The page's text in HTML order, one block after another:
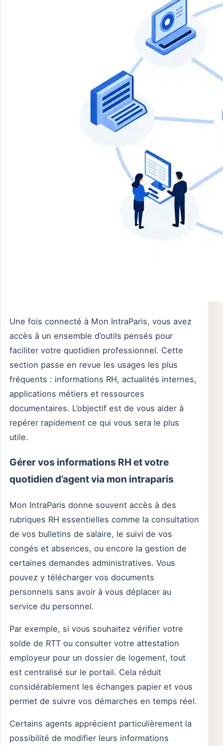
Une fois connecté à Mon IntraParis, vous avez
accès à un ensemble d’outils pensés pour
faciliter votre quotidien professionnel. Cette
section passe en revue les usages les plus
fréquents : informations RH, actualités internes,
applications métiers et ressources
documentaires. L’objectif est de vous aider à
repérer rapidement ce qui vous sera le plus
utile.
Gérer vos informations RH et votre
quotidien d’agent via mon intraparis
Mon IntraParis donne souvent accès à des
rubriques RH essentielles comme la consultation
de vos bulletins de salaire, le suivi de vos
congés et absences, ou encore la gestion de
certaines demandes administratives. Vous
pouvez y télécharger vos documents
personnels sans avoir à vous déplacer au
service du personnel.
Par exemple, si vous souhaitez vérifier votre
solde de RTT ou consulter votre attestation
employeur pour un dossier de logement, tout
est centralisé sur le portail. Cela réduit
considérablement les échanges papier et vous
permet de suivre vos démarches en temps réel.
Certains agents apprécient particulièrement la
possibilité de modifier leurs informations